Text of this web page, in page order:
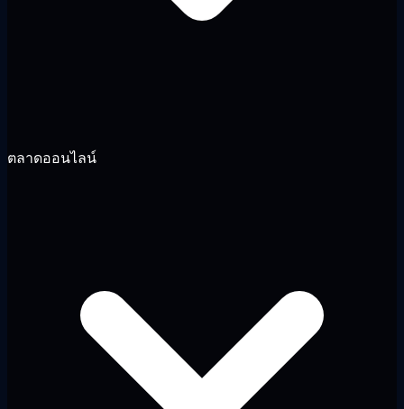
ตลาดออนไลน์